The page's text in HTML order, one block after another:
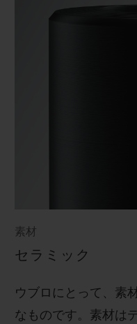
素材
セラミック
ウブロにとって、素
なものです。素材は